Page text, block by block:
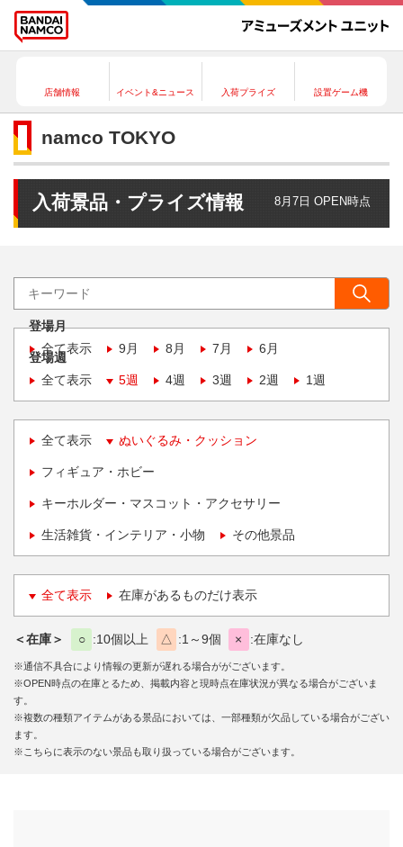
店舗情報 イベント&ニュース 入荷プライズ 設置ゲーム機
namco TOKYO
入荷景品・プライズ情報 8月7日 OPEN時点
登場月
全て表示
9月 8月 7月 6月
登場週
全て表示
5週 4週 3週 2週 1週
全て表示 ぬいぐるみ・クッション
フィギュア・ホビー
キーホルダー・マスコット・アクセサリー
生活雑貨・インテリア・小物 その他景品
全て表示 在庫があるものだけ表示
＜在庫＞ ○ 10個以上 △ 1～9個 × 在庫なし
※通信不具合により情報の更新が遅れる場合ががございます。
※OPEN時点の在庫とるため、掲載内容と現時点在庫状況が異なる場合がございま
す。
※複数の種類アイテムがある景品においては、一部種類が欠品している場合がござい
ます。
※こちらに表示のない景品も取り扱っている場合がございます。